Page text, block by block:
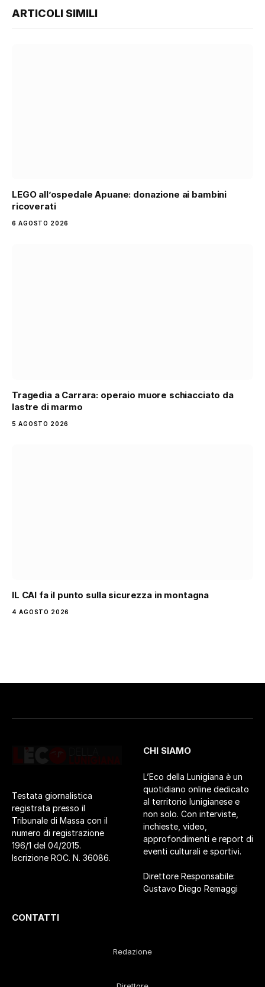
ARTICOLI SIMILI
LEGO all’ospedale Apuane: donazione ai bambini
ricoverati
6 AGOSTO 2026
Tragedia a Carrara: operaio muore schiacciato da
lastre di marmo
5 AGOSTO 2026
IL CAI fa il punto sulla sicurezza in montagna
4 AGOSTO 2026
Testata giornalistica
registrata presso il
Tribunale di Massa con il
numero di registrazione
196/1 del 04/2015.
Iscrizione ROC. N. 36086.
CHI SIAMO
L’Eco della Lunigiana è un
quotidiano online dedicato
al territorio lunigianese e
non solo. Con interviste,
inchieste, video,
approfondimenti e report di
eventi culturali e sportivi.
Direttore Responsabile:
Gustavo Diego Remaggi
CONTATTI
Redazione